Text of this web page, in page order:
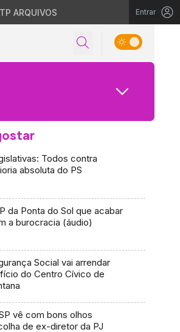
ARQUIVOS Entrar
Todos contra
absoluta do PS
da Ponta do Sol que acabar
a burocracia (áudio)
Social vai arrendar
do Centro Cívico de
vê com bons olhos
de ex-diretor da PJ